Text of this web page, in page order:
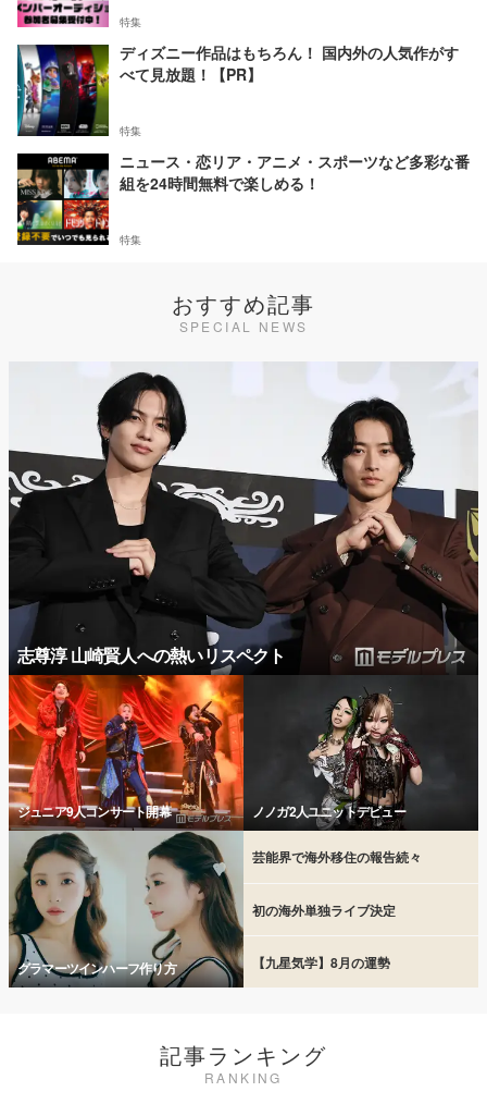
特集
ディズニー作品はもちろん！ 国内外の人気作がす
べて見放題！【PR】
特集
ニュース・恋リア・アニメ・スポーツなど多彩な番
組を24時間無料で楽しめる！
特集
おすすめ記事
SPECIAL NEWS
志尊淳 山崎賢人への熱いリスペクト
ジュニア9人コンサート開幕 ノノガ2人ユニットデビュー
グラマーツインハーフ作り方
芸能界で海外移住の報告続々
初の海外単独ライブ決定
【九星気学】8月の運勢
記事ランキング
RANKING